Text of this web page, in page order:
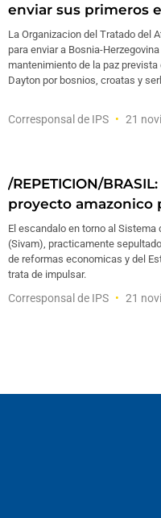
enviar sus primeros
La Organizacion del Tratado del
para enviar a Bosnia-
mantenimiento de la paz
Dayton por bosnios, croatas y
Corresponsal de IPS 21
/REPETICION/
proyecto amazonico
El escandalo en torno al Sistema
(Sivam), practicamente
de reformas economicas y del
trata de impulsar.
Corresponsal de IPS 21